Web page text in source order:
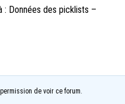
: Données des picklists –
de voir ce forum.